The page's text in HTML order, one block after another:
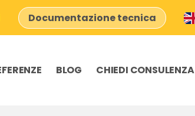
Documentazione tecnica
BLOG CHIEDI CONSULENZA